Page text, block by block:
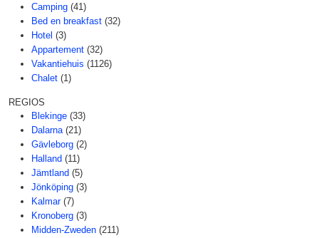
Camping (41)
Bed en breakfast (32)
Hotel (3)
Appartement (32)
Vakantiehuis (1126)
Chalet (1)
REGIOS
Blekinge (33)
Dalarna (21)
Gävleborg (2)
Halland (11)
Jämtland (5)
Jönköping (3)
Kalmar (7)
Kronoberg (3)
Midden-Zweden (211)